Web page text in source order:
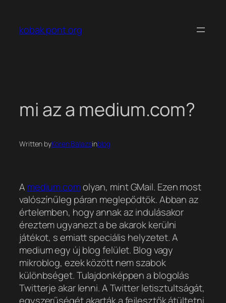
tartalomhoz
kobak pont org
mi az a medium.com?
Written byKoren Balazsinblog
A medium.comolyan, mint GMail. Ezen most
valószínűleg páran meglepődtök. Abban az
értelemben, hogy annak az indulásakor
éreztem ugyanezt a be akarok kerülni
játékot, s emiatt speciális helyzetet. A
medium egy új blog felület. Blog vagy
mikroblog, ezek között nem szabok
különbséget. Tulajdonképpen a blogolás
Twitterje akar lenni. A Twitter letisztultságát,